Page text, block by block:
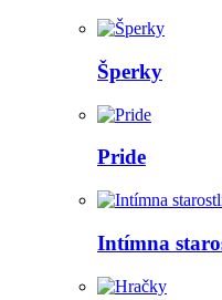
Šperky
Pride
Intímna